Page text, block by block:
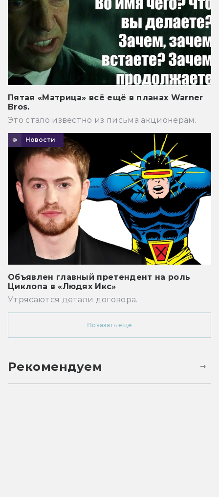
Пятая «Матрица» всё ещё в планах Warner
Bros.
Это стало известно из письма акционерам.
Новости
Объявлен главный претендент на роль
Циклопа в «Людях Икс»
Утрясаются детали договора.
Показать ещё
Рекомендуем